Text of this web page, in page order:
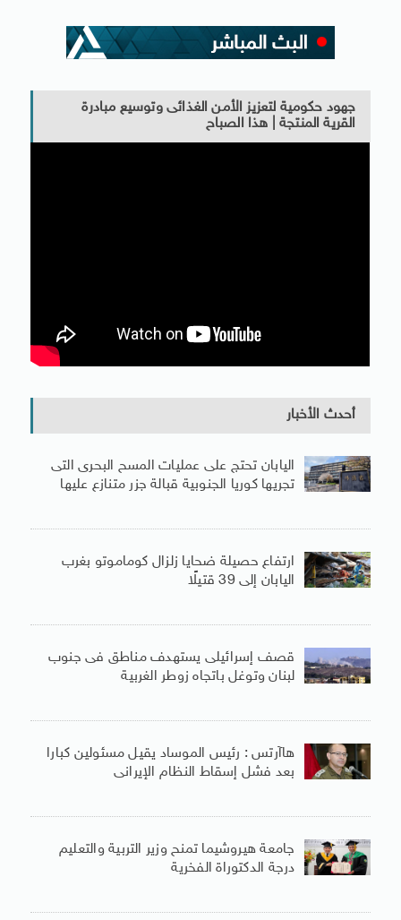
جهود حكومية لتعزيز الأمن الغذائى وتوسيع مبادرة
القرية المنتجة | هذا الصباح
أحدث الأخبار
اليابان تحتج على عمليات المسح البحرى التى
تجريها كوريا الجنوبية قبالة جزر متنازع عليها
ارتفاع حصيلة ضحايا زلزال كوماموتو بغرب
اليابان إلى 39 قتيلًا
قصف إسرائيلى يستهدف مناطق فى جنوب
لبنان وتوغل باتجاه زوطر الغربية
هاآرتس : رئيس الموساد يقيل مسئولين كبارا
بعد فشل إسقاط النظام الإيرانى
جامعة هيروشيما تمنح وزير التربية والتعليم
درجة الدكتوراة الفخرية